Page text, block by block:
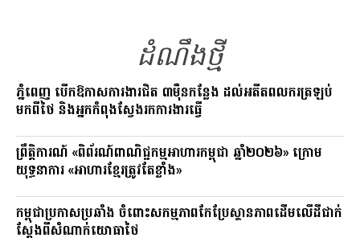
n
k
ដំណឹងថ្មី
ភ្នំពេញ បើកឱកាសការងារជិត ៣ម៉ឺនកន្លែង ដល់អតីតពលករត្រឡប់
មកពីថៃ និងអ្នកកំពុងស្វែងរកការងារធ្វើ
ព្រឹត្តិការណ៍ «ពិព័រណ៍ពាណិជ្ជកម្មអាហារកម្ពុជា ឆ្នាំ២០២៦» ក្រោម
យុទ្ធនាការ «អាហារខ្មែរត្រូវតែខ្លាំង»
កម្ពុជាប្រកាសប្រឆាំង ចំពោះសកម្មភាពកែប្រែស្ថានភាពដើមលើដីជាក់
ស្តែងពីសំណាក់យោធាថៃ